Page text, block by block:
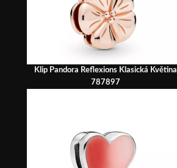
Klip Pandora Reflexions Klasická Květina
787897